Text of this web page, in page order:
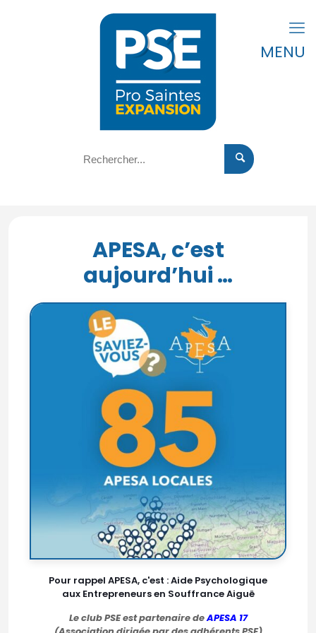
MENU
APESA, c’est
aujourd’hui …
Pour rappel APESA, c'est : Aide Psychologique
aux Entrepreneurs en Souffrance Aiguë
Le club PSE est partenaire deAPESA 17